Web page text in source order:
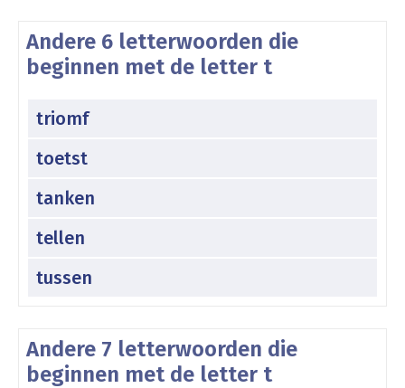
Andere 6 letterwoorden die
beginnen met de letter t
triomf
toetst
tanken
tellen
tussen
Andere 7 letterwoorden die
beginnen met de letter t